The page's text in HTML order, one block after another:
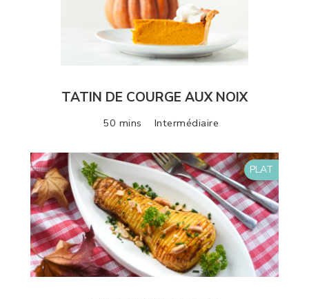
TATIN DE COURGE AUX NOIX
50 mins Intermédiaire
PLAT